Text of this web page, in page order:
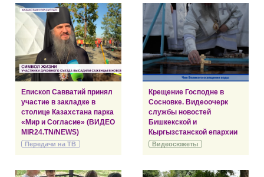
Епископ Савватий принял
участие в закладке в
столице Казахстана парка
«Мир и Согласие» (ВИДЕО
MIR24.TN/NEWS)
Передачи на ТВ
Крещение Господне в
Сосновке. Видеоочерк
службы новостей
Бишкекской и
Кыргызстанской епархии
Видеосюжеты